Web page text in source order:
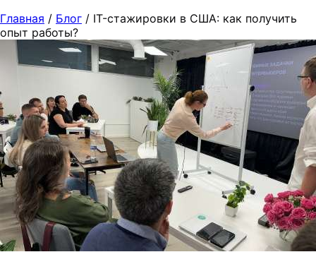
Главная / Блог / IT-стажировки в США: как получить
опыт работы?